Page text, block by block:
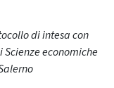
di intesa con
economiche